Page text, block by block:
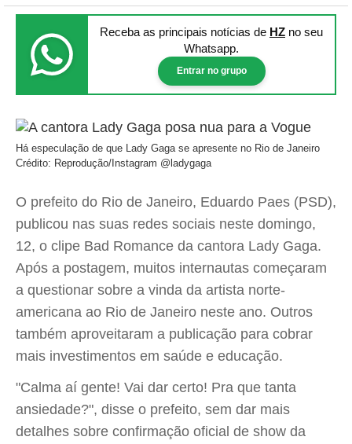
Receba as principais notícias de HZ no seu
Whatsapp.
Entrar no grupo
Há especulação de que Lady Gaga se apresente no Rio de Janeiro
Crédito: Reprodução/Instagram @ladygaga
O prefeito do Rio de Janeiro, Eduardo Paes (PSD),
publicou nas suas redes sociais neste domingo,
12, o clipe Bad Romance da cantora Lady Gaga.
Após a postagem, muitos internautas começaram
a questionar sobre a vinda da artista norte-
americana ao Rio de Janeiro neste ano. Outros
também aproveitaram a publicação para cobrar
mais investimentos em saúde e educação.
"Calma aí gente! Vai dar certo! Pra que tanta
ansiedade?", disse o prefeito, sem dar mais
detalhes sobre confirmação oficial de show da